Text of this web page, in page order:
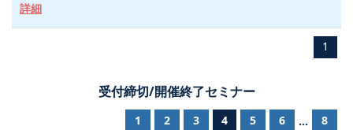
詳細
1
受付締切/開催終了セミナー
1 2 3 4 5 6 ... 8